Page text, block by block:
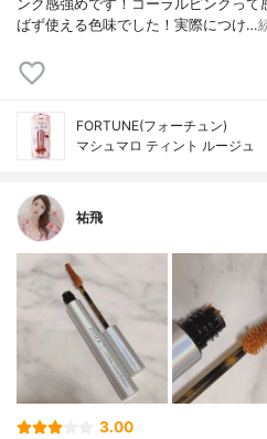
ンク感強めです！コーラルピンクっ
ばず使える色味でした！実際につけ…
FORTUNE(フォーチュン)
マシュマロ ティント ルージュ
祐飛
3.00